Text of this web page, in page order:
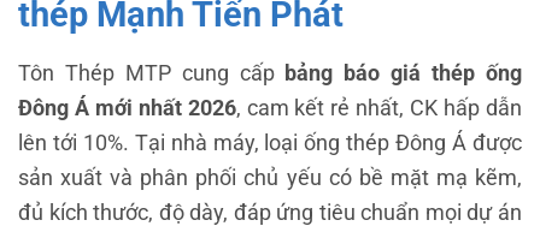
thép Mạnh Tiến Phát
Tôn Thép MTP cung cấp bảng báo giá thép ống
Đông Á mới nhất 2026, cam kết rẻ nhất, CK hấp dẫn
lên tới 10%. Tại nhà máy, loại ống thép Đông Á được
sản xuất và phân phối chủ yếu có bề mặt mạ kẽm,
đủ kích thước, độ dày, đáp ứng tiêu chuẩn mọi dự án